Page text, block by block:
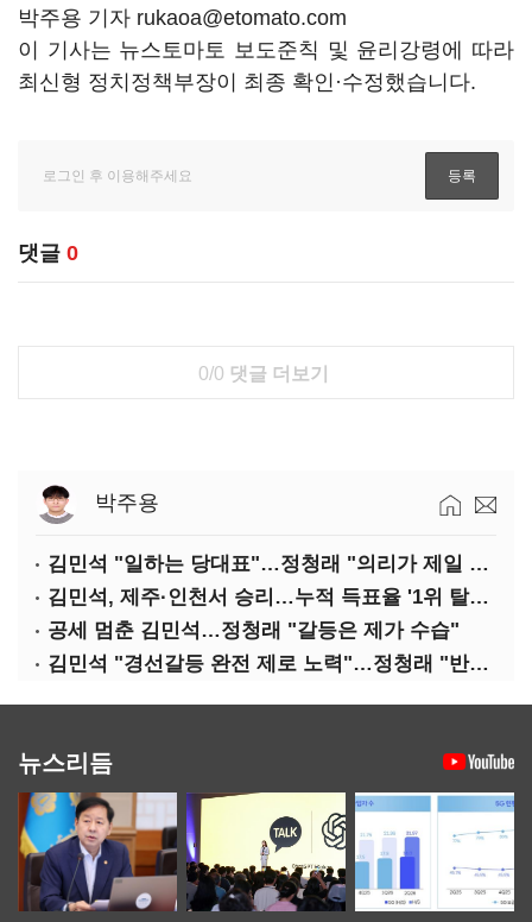
박주용 기자 rukaoa@etomato.com
이 기사는 뉴스토마토 보도준칙 및 윤리강령에 따라
최신형 정치정책부장이 최종 확인·수정했습니다.
댓글 0
0/0 댓글 더보기
박주용
김민석 "일하는 당대표"…정청래 "의리가 제일 중요"
김민석, 제주·인천서 승리…누적 득표율 '1위 탈환'(종합)
공세 멈춘 김민석…정청래 "갈등은 제가 수습"
김민석 "경선갈등 완전 제로 노력"…정청래 "반명 공세 사과부터"
뉴스리듬